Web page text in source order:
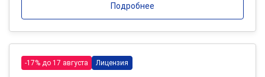
Подробнее
-17% до 17 августа Лицензия